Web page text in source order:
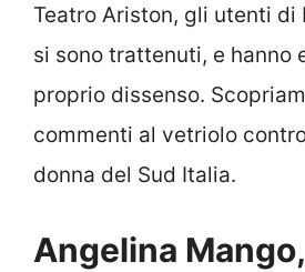
Teatro Ariston, gli utenti di
si sono trattenuti, e hanno
proprio dissenso.
commenti al vetriolo
donna del Sud Italia.
Angelina